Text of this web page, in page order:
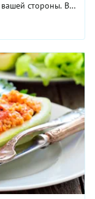
вашей стороны. В
нут, отварить
сказать
заметите, как он
с чаем или у
с друзьями. А уж